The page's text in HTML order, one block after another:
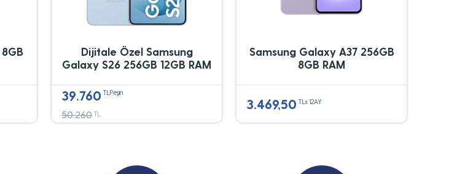
Dijitale Özel Samsung
Galaxy S26 256GB 12GB RAM
39.760 TLPeşin
50.260 TL
Samsung Galaxy A37 256GB
8GB RAM
3.469,50 TLx 12AY